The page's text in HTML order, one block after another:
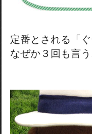
定番とされる「ぐ
なぜか３回も言